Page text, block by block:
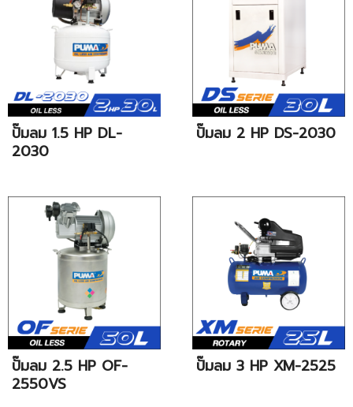
ปั๊มลม 1.5 HP DL-
2030
ปั๊มลม 2 HP DS-2030
ปั๊มลม 2.5 HP OF-
2550VS
ปั๊มลม 3 HP XM-2525